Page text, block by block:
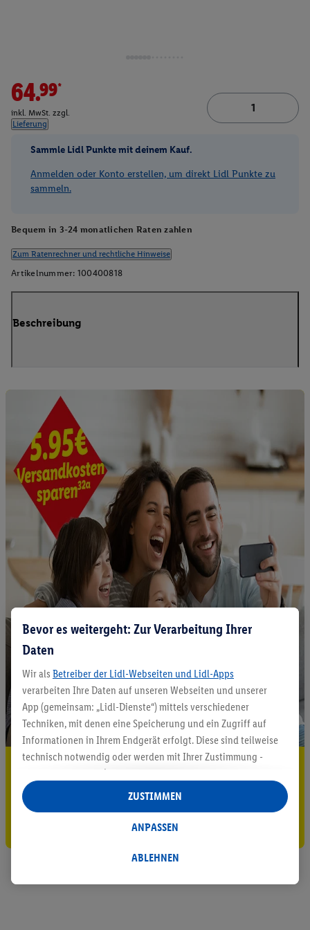
64.99*
inkl. MwSt. zzgl.
Lieferung
Sammle Lidl Punkte mit deinem Kauf.
Anmelden oder Konto erstellen, um direkt Lidl Punkte zu
sammeln.
Bequem in 3-24 monatlichen Raten zahlen
Zum Ratenrechner und rechtliche Hinweise
Artikelnummer: 100400818
Beschreibung
5.95 € Versand sparen³²ᵃ
Jetzt zum Newsletter anmelden
Gutschein sichern!
Bevor es weitergeht: Zur Verarbeitung Ihrer
Daten
Wir als Betreiber der Lidl-Webseiten und Lidl-Apps
verarbeiten Ihre Daten auf unseren Webseiten und unserer
App (gemeinsam: „Lidl-Dienste“) mittels verschiedener
Techniken, mit denen eine Speicherung und ein Zugriff auf
Informationen in Ihrem Endgerät erfolgt. Diese sind teilweise
technisch notwendig oder werden mit Ihrer Zustimmung -
auch durch Partner (u.a.
Verantwortliche; im Zusammenhang mit dem IAB TCF
insgesamt
Statistik-Erstellung oder für personalisierte Werbung
Datenverarbeitungen für personalisierte Werbung werden
ABLEHNEN
ANPASSEN
ZUSTIMMEN